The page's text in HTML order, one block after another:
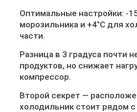
Оптимальные настройки: -
морозильника и +4°C для
части.
Разница в 3 градуса почти
продуктов, но снижает
компрессор.
Второй секрет —
холодильник стоит рядом